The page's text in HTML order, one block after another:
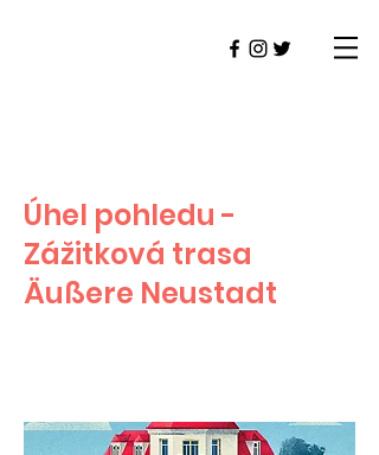
Úhel pohledu -
Zážitková trasa
Äußere Neustadt